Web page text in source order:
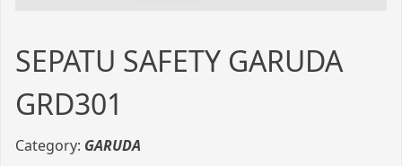
SEPATU SAFETY GARUDA
GRD301
Category: GARUDA